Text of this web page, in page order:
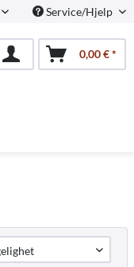
NorwegianService/Hjelp
0,00 € *